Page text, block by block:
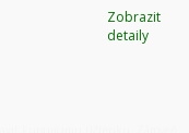
Zobrazit
detaily